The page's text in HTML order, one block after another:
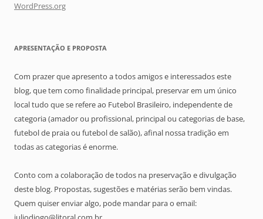
WordPress.org
APRESENTAÇÃO E PROPOSTA
Com prazer que apresento a todos amigos e interessados este
blog, que tem como finalidade principal, preservar em um único
local tudo que se refere ao Futebol Brasileiro, independente de
categoria (amador ou profissional, principal ou categorias de base,
futebol de praia ou futebol de salão), afinal nossa tradição em
todas as categorias é enorme.
Conto com a colaboração de todos na preservação e divulgação
deste blog. Propostas, sugestões e matérias serão bem vindas.
Quem quiser enviar algo, pode mandar para o email: